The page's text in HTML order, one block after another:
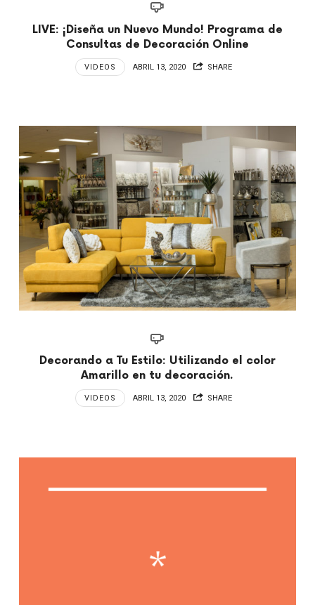
LIVE: ¡Diseña un Nuevo Mundo! Programa de
Consultas de Decoración Online
VIDEOS ABRIL 13, 2020 SHARE
Decorando a Tu Estilo: Utilizando el color
Amarillo en tu decoración.
VIDEOS ABRIL 13, 2020 SHARE